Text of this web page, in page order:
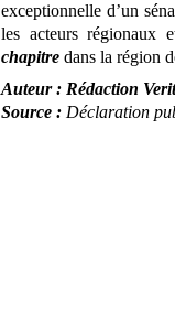
exceptionnelle d’un
les acteurs régionaux
chapitre dans la région
Auteur : Rédaction
Source : Déclaration